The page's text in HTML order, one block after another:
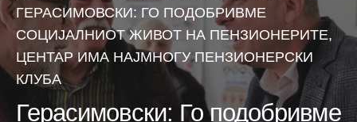
ГЕРАСИМОВСКИ: ГО ПОДОБРИВМЕ
СОЦИЈАЛНИОТ ЖИВОТ НА ПЕНЗИОНЕРИТЕ,
ЦЕНТАР ИМА НАЈМНОГУ ПЕНЗИОНЕРСКИ
КЛУБА
Герасимовски: Го подобривме